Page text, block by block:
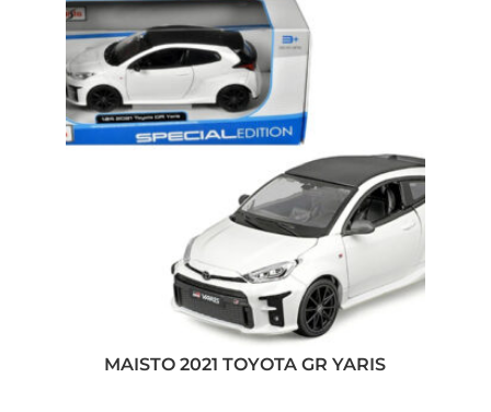
MAISTO 2021 TOYOTA GR YARIS